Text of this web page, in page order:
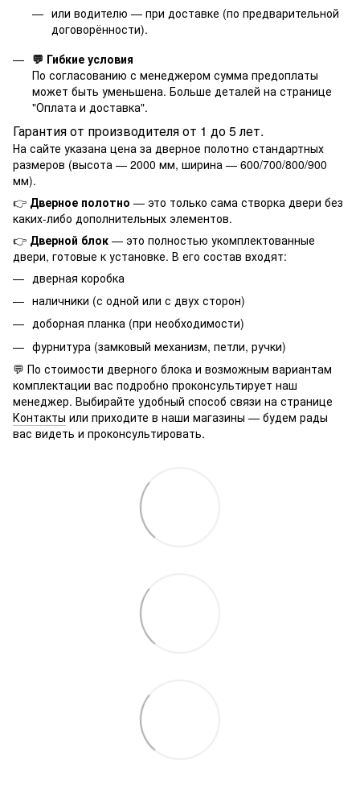
или водителю — при доставке (по предварительной
договорённости).
💬 Гибкие условия
По согласованию с менеджером сумма предоплаты
может быть уменьшена. Больше деталей на странице
"Оплата и доставка".
Гарантия от производителя от 1 до 5 лет.
На сайте указана цена за дверное полотно стандартных
размеров (высота — 2000 мм, ширина — 600/700/800/900
мм).
👉 Дверное полотно — это только сама створка двери без
каких-либо дополнительных элементов.
👉 Дверной блок — это полностью укомплектованные
двери, готовые к установке. В его состав входят:
дверная коробка
наличники (с одной или с двух сторон)
доборная планка (при необходимости)
фурнитура (замковый механизм, петли, ручки)
💬 По стоимости дверного блока и возможным вариантам
комплектации вас подробно проконсультирует наш
менеджер. Выбирайте удобный способ связи на странице
Контакты или приходите в наши магазины — будем рады
вас видеть и проконсультировать.